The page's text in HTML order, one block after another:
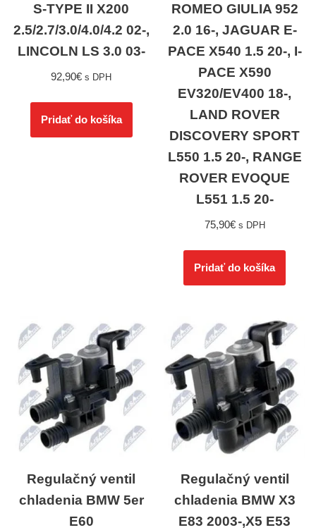
S-TYPE II X200
2.5/2.7/3.0/4.0/4.2 02-,
LINCOLN LS 3.0 03-
92,90€ s DPH
Pridať do košíka
ROMEO GIULIA 952
2.0 16-, JAGUAR E-
PACE X540 1.5 20-, I-
PACE X590
EV320/EV400 18-,
LAND ROVER
DISCOVERY SPORT
L550 1.5 20-, RANGE
ROVER EVOQUE
L551 1.5 20-
75,90€ s DPH
Pridať do košíka
Regulačný ventil
chladenia BMW 5er
E60
Regulačný ventil
chladenia BMW X3
E83 2003-,X5 E53